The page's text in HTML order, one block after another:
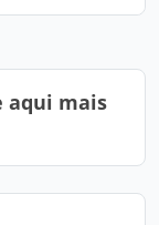
aqui mais